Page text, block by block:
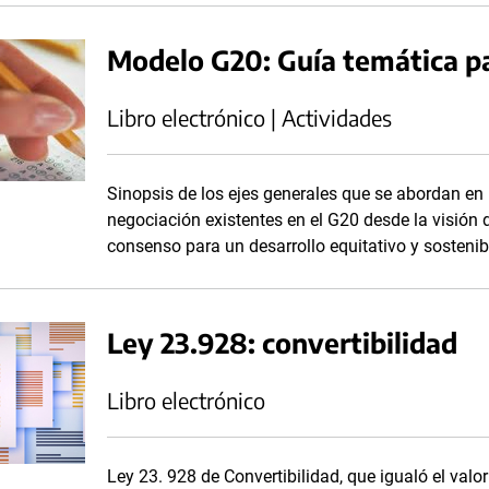
Modelo G20: Guía temática
Libro electrónico | Actividades
Sinopsis de los ejes generales que se abordan
negociación existentes en el G20 desde la
consenso para un desarrollo equitativo y
Ley 23.928: convertibilidad
Libro electrónico
Ley 23. 928 de Convertibilidad, que igualó el